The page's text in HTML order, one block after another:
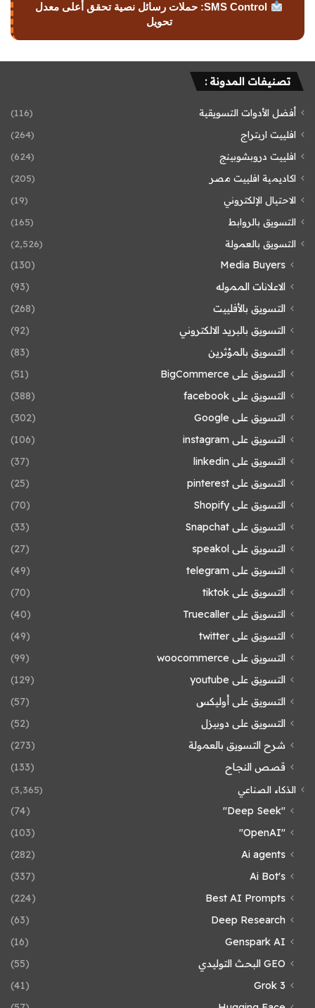
SMS Control: حملات رسائل نصية تحقق أعلى معدل
تحويل
تصنيفات المدونة :
أفضل الأدوات التسويقية
(116)
افلييت اربتراج
(264)
افلييت دروبشوبينج
(624)
اكاديمية افلييت مصر
(205)
الاحتيال الإلكتروني
(19)
التسويق بالروابط
(165)
التسويق بالعمولة
(2٬526)
Media Buyers
(130)
الاعلانات المموله
(93)
التسويق بالأفلييت
(268)
التسويق بالبريد الالكتروني
(92)
التسويق بالمؤثرين
(83)
التسويق على BigCommerce
(51)
التسويق على facebook
(388)
التسويق على Google
(302)
التسويق على instagram
(106)
التسويق على linkedin
(37)
التسويق على pinterest
(25)
التسويق على Shopify
(70)
التسويق على Snapchat
(33)
التسويق على speakol
(27)
التسويق على telegram
(49)
التسويق على tiktok
(70)
التسويق على Truecaller
(40)
التسويق على twitter
(49)
التسويق على woocommerce
(99)
التسويق على youtube
(129)
التسويق على أوليكس
(57)
التسويق على دوبيزل
(52)
شرح التسويق بالعمولة
(273)
قصص النجاح
(133)
الذكاء الصناعي (3٬365)
"Deep Seek"
(74)
"OpenAI"
(103)
Ai agents
(282)
Ai Bot's
(337)
Best AI Prompts
(224)
Deep Research
(63)
Genspark AI
(16)
GEO البحث التوليدي
(55)
Grok 3
(41)